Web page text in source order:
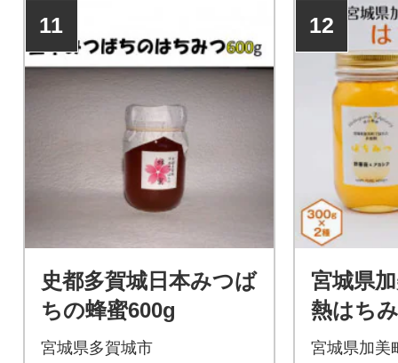
11
史都多賀城日本みつば
ちの蜂蜜600g
宮城県多賀城市
12
宮城県
熱はち
セット<
宮城県加美